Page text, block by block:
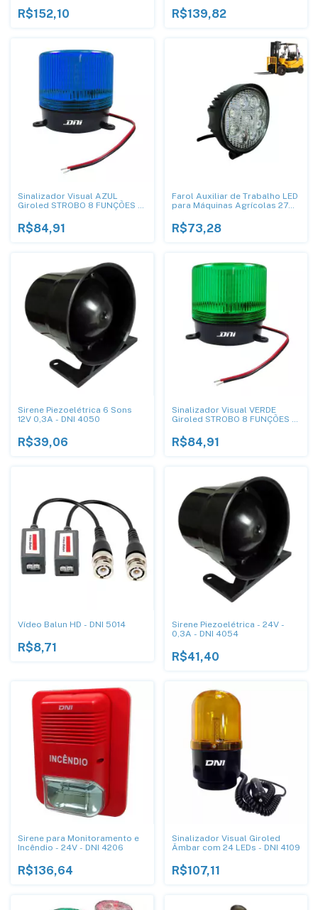
R$152,10 R$139,82
Sinalizador Visual AZUL
Giroled STROBO 8 FUNÇÕES -
R$84,91
Farol Auxiliar de Trabalho LED
para Máquinas Agrícolas 27W
R$73,28
Sirene Piezoelétrica 6 Sons
12V 0,3A - DNI 4050
R$39,06
Sinalizador Visual VERDE
Giroled STROBO 8 FUNÇÕES -
R$84,91
Vídeo Balun HD - DNI 5014
R$8,71
Sirene Piezoelétrica - 24V -
0,3A - DNI 4054
R$41,40
Sirene para Monitoramento e
Incêndio - 24V - DNI 4206
R$136,64
Sinalizador Visual Giroled
Âmbar com 24 LEDs - DNI 4109
R$107,11